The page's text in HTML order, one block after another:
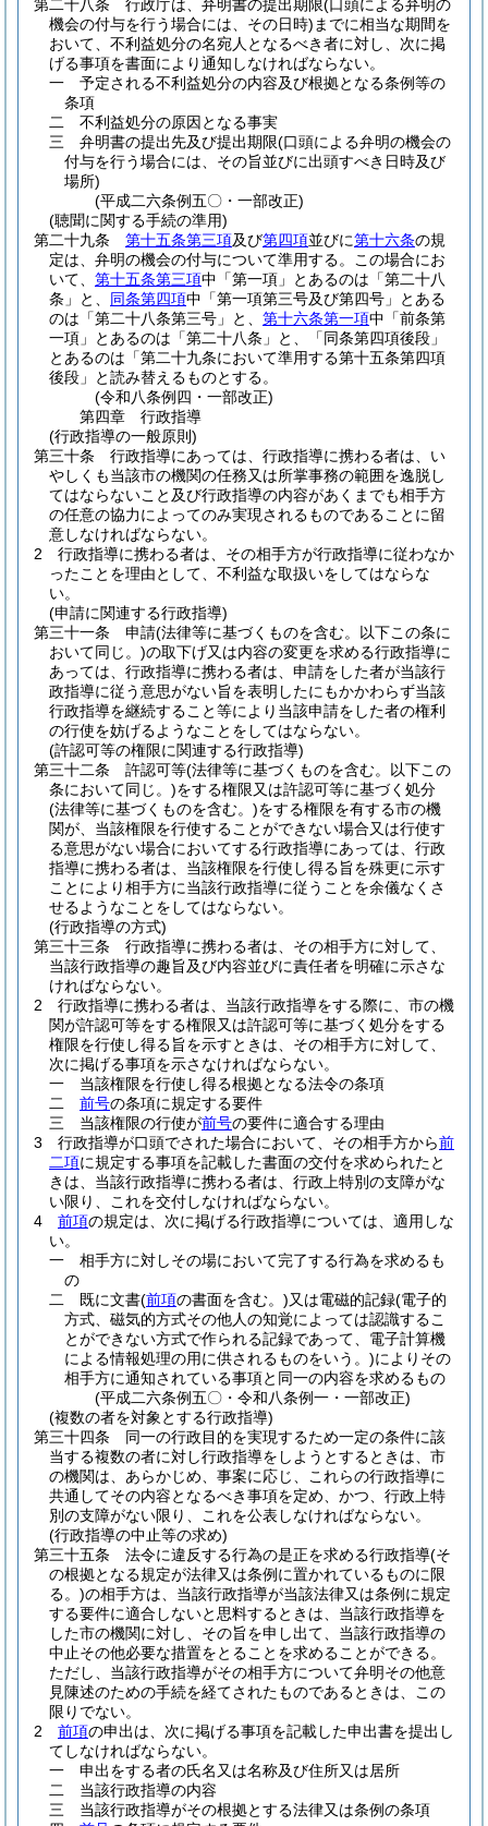
第二十八条 行政庁は、弁明書の提出期限(口頭による弁明の
機会の付与を行う場合には、その日時) までに相当な期間を
おいて、不利益処分の名宛人となるべき者に対し、次に掲
げる事項を書面により通知しなければならない。
一
予定される不利益処分の内容及び根拠となる条例等の
条項
二
不利益処分の原因となる事実
三
弁明書の提出先及び提出期限(口頭による弁明の機会の
付与を行う場合には、その旨並びに出頭すべき日時及び
場所)
(平成二六条例五〇・一部改正)
(聴聞に関する手続の準用)
第二十九条
第十五条第三項及び第四項並びに第十六条の規
定は、弁明の機会の付与について準用する。
この場合にお
いて、 第十五条第三項中「第一項」とあるのは「第二十八
条」と、 同条第四項中「第一項第三号及び第四号」とある
のは「第二十八条第三号」と、 第十六条第一項中「前条第
一項」とあるのは「第二十八条」と、「同条第四項後段」
とあるのは「第二十九条において準用する第十五条第四項
後段」と読み替えるものとする。
(令和八条例四・一部改正)
第四章
行政指導
(行政指導の一般原則)
第三十条
行政指導にあっては、行政指導に携わる者は、い
やしくも当該市の機関の任務又は所掌事務の範囲を逸脱し
てはならないこと及び行政指導の内容があくまでも相手方
の任意の協力によってのみ実現されるものであることに留
意しなければならない。
2
行政指導に携わる者は、その相手方が行政指導に従わなか
ったことを理由として、不利益な取扱いをしてはならな
い。
(申請に関連する行政指導)
第三十一条
申請(法律等に基づくものを含む。以下この条に
おいて同じ。)の取下げ又は内容の変更を求める行政指導に
あっては、行政指導に携わる者は、申請をした者が当該行
政指導に従う意思がない旨を表明したにもかかわらず当該
行政指導を継続すること等により当該申請をした者の権利
の行使を妨げるようなことをしてはならない。
(許認可等の権限に関連する行政指導)
第三十二条
許認可等(法律等に基づくものを含む。以下この
条において同じ。)をする権限又は許認可等に基づく処分
(法律等に基づくものを含む。)をする権限を有する市の機
関が、当該権限を行使することができない場合又は行使す
る意思がない場合においてする行政指導にあっては、行政
指導に携わる者は、当該権限を行使し得る旨を殊更に示す
ことにより相手方に当該行政指導に従うことを余儀なくさ
せるようなことをしてはならない。
(行政指導の方式)
第三十三条
行政指導に携わる者は、その相手方に対して、
当該行政指導の趣旨及び内容並びに責任者を明確に示さな
ければならない。
2
行政指導に携わる者は、当該行政指導をする際に、市の機
関が許認可等をする権限又は許認可等に基づく処分をする
権限を行使し得る旨を示すときは、その相手方に対して、
次に掲げる事項を示さなければならない。
一
当該権限を行使し得る根拠となる法令の条項
二
前号の条項に規定する要件
三
当該権限の行使が前号の要件に適合する理由
3
行政指導が口頭でされた場合において、その相手方から前
二項に規定する事項を記載した書面の交付を求められたと
きは、当該行政指導に携わる者は、行政上特別の支障がな
い限り、これを交付しなければならない。
4
前項の規定は、次に掲げる行政指導については、適用しな
い。
一
相手方に対しその場において完了する行為を求めるも
の
二
既に文書(前項の書面を含む。)又は電磁的記録(電子的
方式、磁気的方式その他人の知覚によっては認識するこ
とができない方式で作られる記録であって、電子計算機
による情報処理の用に供されるものをいう。)によりその
相手方に通知されている事項と同一の内容を求めるもの
(平成二六条例五〇・令和八条例一・一部改正)
(複数の者を対象とする行政指導)
第三十四条
同一の行政目的を実現するため一定の条件に該
当する複数の者に対し行政指導をしようとするときは、市
の機関は、あらかじめ、事案に応じ、これらの行政指導に
共通してその内容となるべき事項を定め、かつ、行政上特
別の支障がない限り、これを公表しなければならない。
(行政指導の中止等の求め)
第三十五条
法令に違反する行為の是正を求める行政指導(そ
の根拠となる規定が法律又は条例に置かれているものに限
る。)の相手方は、当該行政指導が当該法律又は条例に規定
する要件に適合しないと思料するときは、当該行政指導を
した市の機関に対し、その旨を申し出て、当該行政指導の
中止その他必要な措置をとることを求めることができる。
ただし、当該行政指導がその相手方について弁明その他意
見陳述のための手続を経てされたものであるときは、この
限りでない。
2
前項の申出は、次に掲げる事項を記載した申出書を提出し
てしなければならない。
一
申出をする者の氏名又は名称及び住所又は居所
二
当該行政指導の内容
三
当該行政指導がその根拠とする法律又は条例の条項